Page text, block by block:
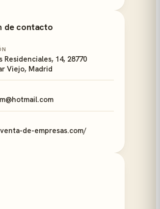
de contacto
Residenciales, 14, 28770
Viejo, Madrid
de-empresas.com/